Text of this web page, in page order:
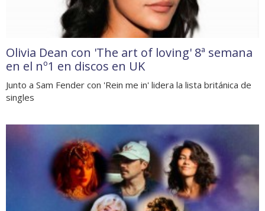
Olivia Dean con 'The art of loving' 8ª semana
en el nº1 en discos en UK
Junto a Sam Fender con 'Rein me in' lidera la lista británica de
singles